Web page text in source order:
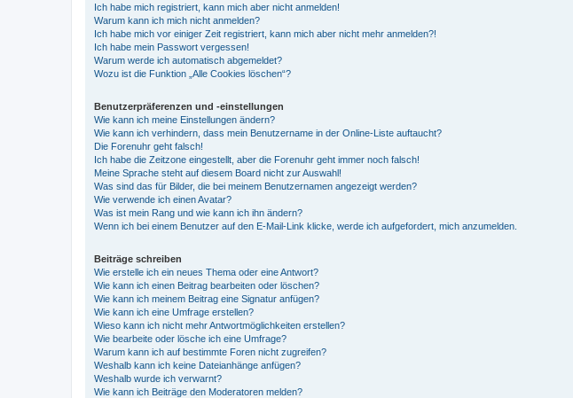
Ich habe mich registriert, kann mich aber nicht anmelden!
Warum kann ich mich nicht anmelden?
Ich habe mich vor einiger Zeit registriert, kann mich aber nicht mehr anmelden?!
Ich habe mein Passwort vergessen!
Warum werde ich automatisch abgemeldet?
Wozu ist die Funktion „Alle Cookies löschen“?
Benutzerpräferenzen und -einstellungen
Wie kann ich meine Einstellungen ändern?
Wie kann ich verhindern, dass mein Benutzername in der Online-Liste auftaucht?
Die Forenuhr geht falsch!
Ich habe die Zeitzone eingestellt, aber die Forenuhr geht immer noch falsch!
Meine Sprache steht auf diesem Board nicht zur Auswahl!
Was sind das für Bilder, die bei meinem Benutzernamen angezeigt werden?
Wie verwende ich einen Avatar?
Was ist mein Rang und wie kann ich ihn ändern?
Wenn ich bei einem Benutzer auf den E-Mail-Link klicke, werde ich aufgefordert, mich anzumelden.
Beiträge schreiben
Wie erstelle ich ein neues Thema oder eine Antwort?
Wie kann ich einen Beitrag bearbeiten oder löschen?
Wie kann ich meinem Beitrag eine Signatur anfügen?
Wie kann ich eine Umfrage erstellen?
Wieso kann ich nicht mehr Antwortmöglichkeiten erstellen?
Wie bearbeite oder lösche ich eine Umfrage?
Warum kann ich auf bestimmte Foren nicht zugreifen?
Weshalb kann ich keine Dateianhänge anfügen?
Weshalb wurde ich verwarnt?
Wie kann ich Beiträge den Moderatoren melden?